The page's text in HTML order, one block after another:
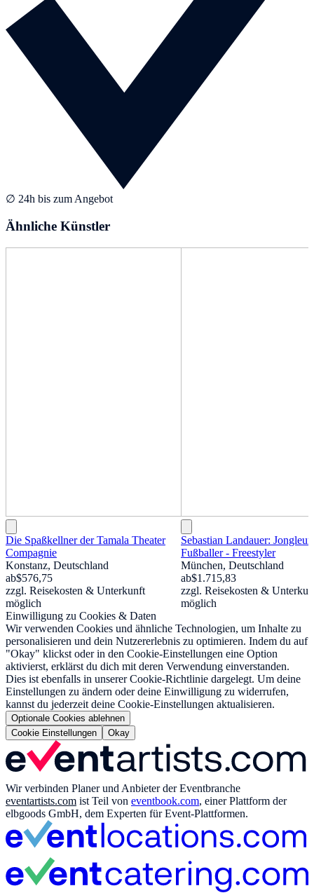
∅ 24h bis zum Angebot
Ähnliche Künstler
Die Spaßkellner der Tamala Theater
Compagnie
Konstanz, Deutschland
ab$576,75
zzgl. Reisekosten & Unterkunft
möglich
Sebastian Landauer: Jongleur
Fußballer - Freestyler
München, Deutschland
ab$1.715,83
zzgl. Reisekosten &
möglich
Einwilligung zu Cookies & Daten
Wir verwenden Cookies und ähnliche Technologien, um Inhalte zu
personalisieren und dein Nutzererlebnis zu optimieren. Indem du auf
"Okay" klickst oder in den Cookie-Einstellungen eine Option
aktivierst, erklärst du dich mit deren Verwendung einverstanden.
Dies ist ebenfalls in unserer Cookie-Richtlinie dargelegt. Um deine
Einstellungen zu ändern oder deine Einwilligung zu widerrufen,
kannst du jederzeit deine Cookie-Einstellungen aktualisieren.
Optionale Cookies ablehnen
Cookie Einstellungen
Okay
Wir verbinden Planer und Anbieter der Eventbranche
eventartists.com ist Teil von eventbook.com, einer Plattform der
elbgoods GmbH, dem Experten für Event-Plattformen.